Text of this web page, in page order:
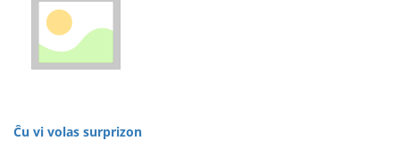
Ĉu vi volas surprizon